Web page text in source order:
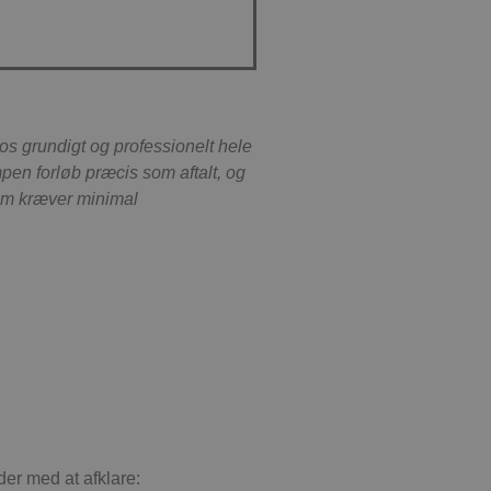
grundigt og professionelt hele
forløb præcis som aftalt, og
kræver minimal
med at afklare:
en væsentlig
cookie